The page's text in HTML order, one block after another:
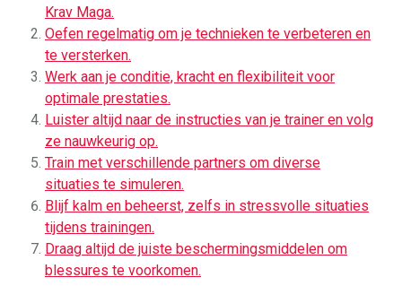
Krav Maga.
Oefen regelmatig om je technieken te verbeteren en
te versterken.
Werk aan je conditie, kracht en flexibiliteit voor
optimale prestaties.
Luister altijd naar de instructies van je trainer en volg
ze nauwkeurig op.
Train met verschillende partners om diverse
situaties te simuleren.
Blijf kalm en beheerst, zelfs in stressvolle situaties
tijdens trainingen.
Draag altijd de juiste beschermingsmiddelen om
blessures te voorkomen.